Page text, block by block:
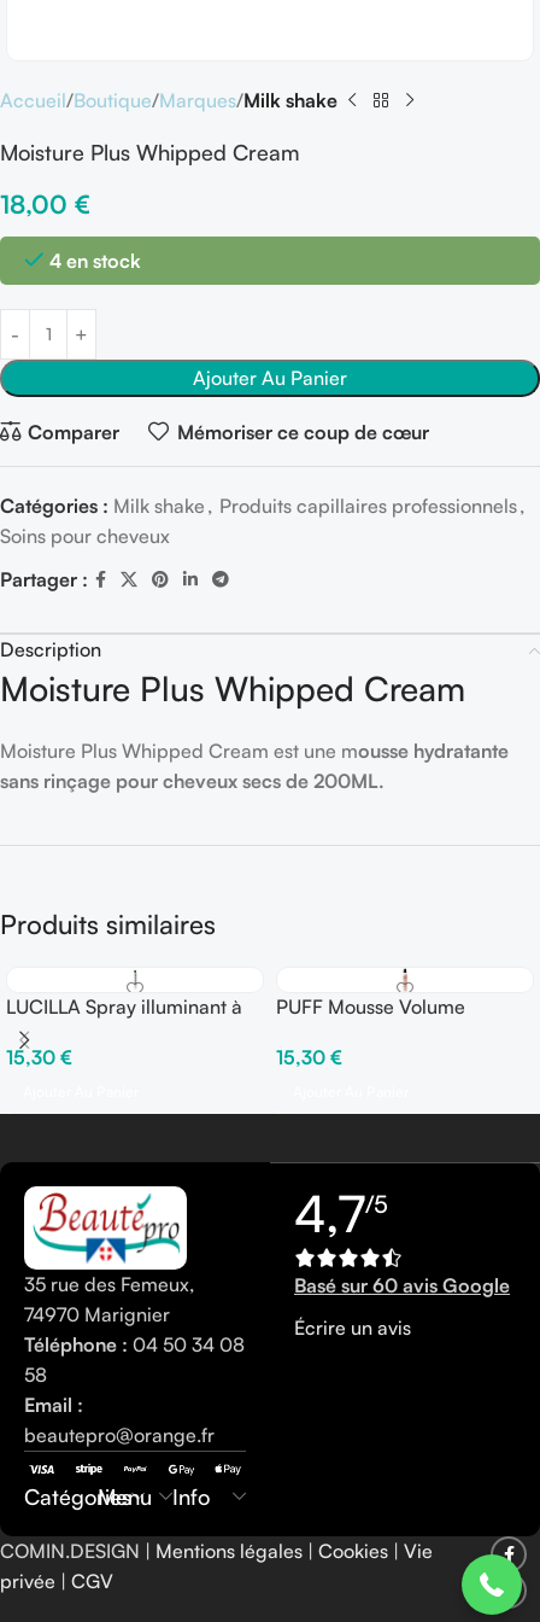
Accueil Boutique Marques Milk shake
Moisture Plus Whipped Cream
18,00 €
4 en stock
Ajouter Au Panier
Comparer Mémoriser ce coup de cœur
Catégories : Milk shake , Produits capillaires professionnels,
Soins pour cheveux
Partager :
Description
Moisture Plus Whipped Cream
Moisture Plus Whipped Cream est une mousse hydratante
sans rinçage pour cheveux secs de 200ML.
Produits similaires
LUCILLA Spray illuminant à
l’action thermo-protectrice
150 ml – Fix ○○○○○
15,30 €
PUFF Mousse Volume
●●●○○
15,30 €
35 rue des Femeux,
74970 Marignier
Téléphone : 04 50 34 08
58
Email :
beautepro@orange.fr
Catégories
Menu Info
4,7/5
Basé sur 60 avis Google
Écrire un avis
COMIN.DESIGN | Mentions légales | Cookies | Vie
privée | CGV